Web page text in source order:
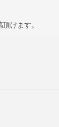
けます。